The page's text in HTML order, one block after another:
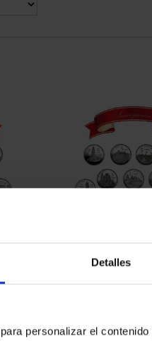
Detalles
personalizar el
DE
SUSCRIPCIÓN
949,00